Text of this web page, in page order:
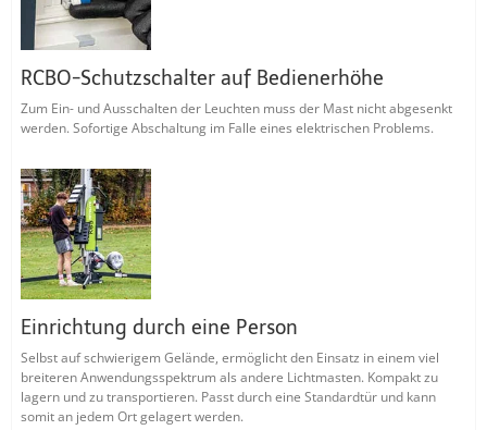
RCBO-Schutzschalter auf Bedienerhöhe
Zum Ein- und Ausschalten der Leuchten muss der Mast nicht abgesenkt
werden. Sofortige Abschaltung im Falle eines elektrischen Problems.
Einrichtung durch eine Person
Selbst auf schwierigem Gelände, ermöglicht den Einsatz in einem viel
breiteren Anwendungsspektrum als andere Lichtmasten. Kompakt zu
lagern und zu transportieren. Passt durch eine Standardtür und kann
somit an jedem Ort gelagert werden.